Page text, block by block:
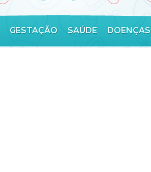
GESTAÇÃO SAÚDE DOENÇAS